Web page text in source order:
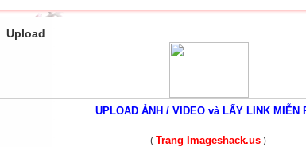
Upload
UPLOAD ẢNH / VIDEO và LẤY LINK MIỄN
( Trang Imageshack.us)